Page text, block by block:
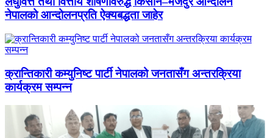
नेपालको आन्दोलनप्रति ऐक्यबद्धता जाहेर
क्रान्तिकारी कम्युनिष्ट पार्टी नेपालको जनतासँग अन्तरक्रिया
कार्यक्रम सम्पन्न